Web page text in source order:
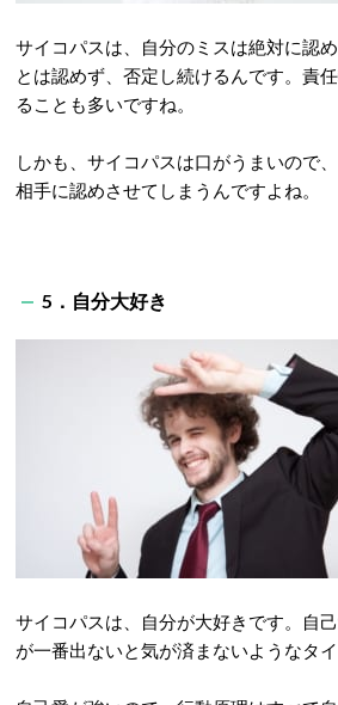
サイコパスは、自分のミスは絶対に認
とは認めず、否定し続けるんです。責
ることも多いですね。
しかも、サイコパスは口がうまいので
相手に認めさせてしまうんですよね。
5．自分大好き
サイコパスは、自分が大好きです。自
が一番出ないと気が済まないようなタイ